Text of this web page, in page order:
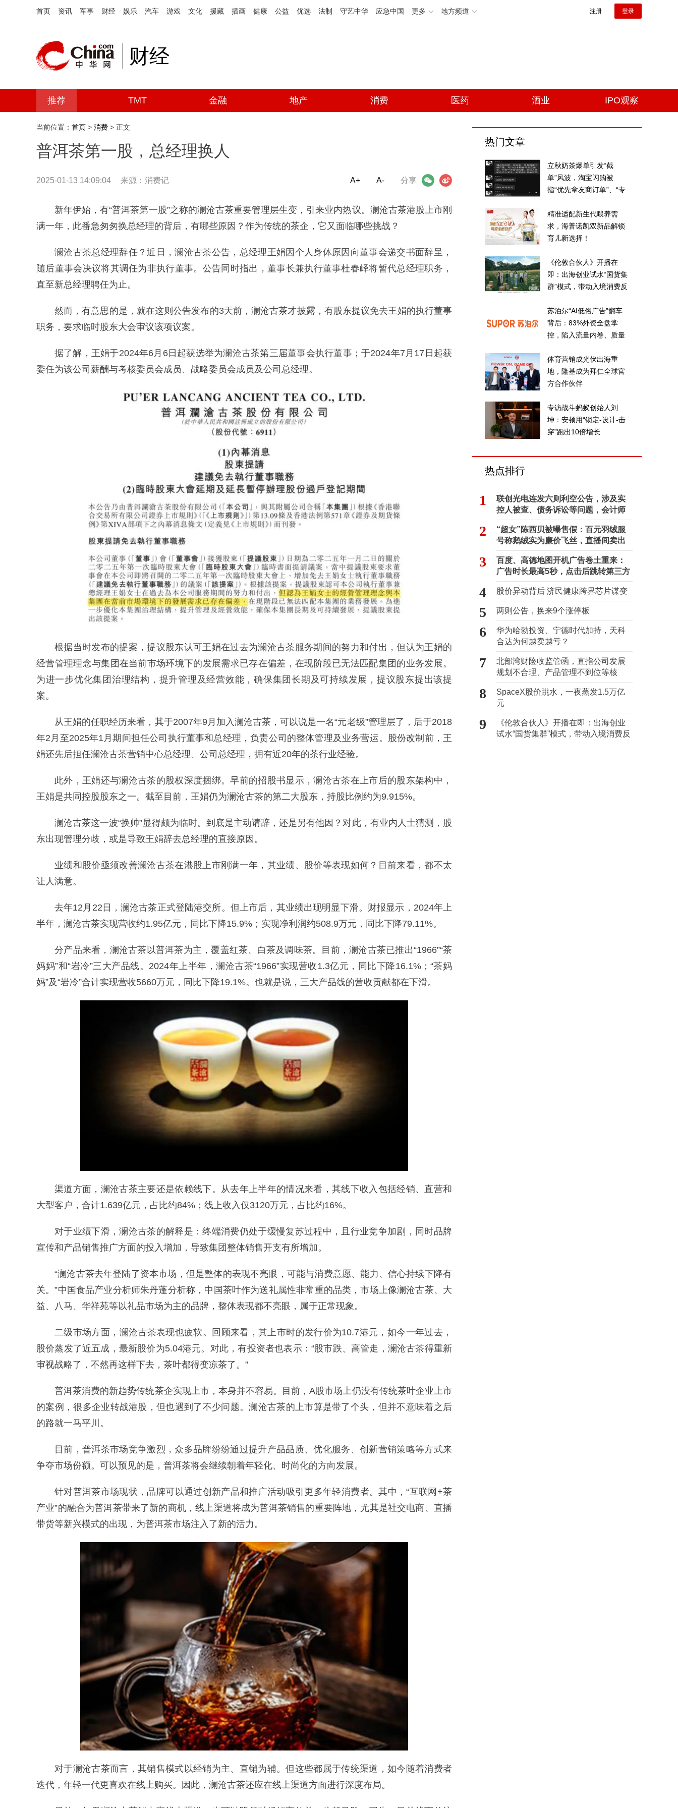
首页 资讯 军事 财经 娱乐 汽车 游戏 文化 援藏 插画 健康 公益 优选 法制 守艺中华 应急中国 更多 地方频道 注册 登录
财经
推荐 TMT 金融 地产 消费 医药 酒业 IPO观察
当前位置： 首页 > 消费 > 正文
普洱茶第一股，总经理换人
2025-01-13 14:09:04 来源：消费记 分享
微信 微博
A+ A-
新年伊始，有“普洱茶第一股”之称的澜沧古茶重要管理层生变，引来业内热议。澜沧古茶港股上市刚
满一年，此番急匆匆换总经理的背后，有哪些原因？作为传统的茶企，它又面临哪些挑战？
澜沧古茶总经理辞任？近日，澜沧古茶公告，总经理王娟因个人身体原因向董事会递交书面辞呈，
随后董事会决议将其调任为非执行董事。公告同时指出，董事长兼执行董事杜春峄将暂代总经理职务，
直至新总经理聘任为止。
然而，有意思的是，就在这则公告发布的3天前，澜沧古茶才披露，有股东提议免去王娟的执行董事
职务，要求临时股东大会审议该项议案。
据了解，王娟于2024年6月6日起获选举为澜沧古茶第三届董事会执行董事；于2024年7月17日起获
委任为该公司薪酬与考核委员会成员、战略委员会成员及公司总经理。
根据当时发布的提案，提议股东认可王娟在过去为澜沧古茶服务期间的努力和付出，但认为王娟的
经营管理理念与集团在当前市场环境下的发展需求已存在偏差，在现阶段已无法匹配集团的业务发展。
为进一步优化集团治理结构，提升管理及经营效能，确保集团长期及可持续发展，提议股东提出该提
案。
从王娟的任职经历来看，其于2007年9月加入澜沧古茶，可以说是一名“元老级”管理层了，后于2018
年2月至2025年1月期间担任公司执行董事和总经理，负责公司的整体管理及业务营运。股份改制前，王
娟还先后担任澜沧古茶营销中心总经理、公司总经理，拥有近20年的茶行业经验。
此外，王娟还与澜沧古茶的股权深度捆绑。早前的招股书显示，澜沧古茶在上市后的股东架构中，
王娟是共同控股股东之一。截至目前，王娟仍为澜沧古茶的第二大股东，持股比例约为9.915%。
澜沧古茶这一波“换帅”显得颇为临时。到底是主动请辞，还是另有他因？对此，有业内人士猜测，股
东出现管理分歧，或是导致王娟辞去总经理的直接原因。
业绩和股价亟须改善澜沧古茶在港股上市刚满一年，其业绩、股价等表现如何？目前来看，都不太
让人满意。
去年12月22日，澜沧古茶正式登陆港交所。但上市后，其业绩出现明显下滑。财报显示，2024年上
半年，澜沧古茶实现营收约1.95亿元，同比下降15.9%；实现净利润约508.9万元，同比下降79.11%。
分产品来看，澜沧古茶以普洱茶为主，覆盖红茶、白茶及调味茶。目前，澜沧古茶已推出“1966”“茶
妈妈”和“岩冷”三大产品线。2024年上半年，澜沧古茶“1966”实现营收1.3亿元，同比下降16.1%；“茶妈
妈”及“岩冷”合计实现营收5660万元，同比下降19.1%。也就是说，三大产品线的营收贡献都在下滑。
渠道方面，澜沧古茶主要还是依赖线下。从去年上半年的情况来看，其线下收入包括经销、直营和
大型客户，合计1.639亿元，占比约84%；线上收入仅3120万元，占比约16%。
对于业绩下滑，澜沧古茶的解释是：终端消费仍处于缓慢复苏过程中，且行业竞争加剧，同时品牌
宣传和产品销售推广方面的投入增加，导致集团整体销售开支有所增加。
“澜沧古茶去年登陆了资本市场，但是整体的表现不亮眼，可能与消费意愿、能力、信心持续下降有
关。”中国食品产业分析师朱丹蓬分析称，中国茶叶作为送礼属性非常重的品类，市场上像澜沧古茶、大
益、八马、华祥苑等以礼品市场为主的品牌，整体表现都不亮眼，属于正常现象。
二级市场方面，澜沧古茶表现也疲软。回顾来看，其上市时的发行价为10.7港元，如今一年过去，
股价蒸发了近五成，最新股价为5.04港元。对此，有投资者也表示：“股市跌、高管走，澜沧古茶得重新
审视战略了，不然再这样下去，茶叶都得变凉茶了。”
普洱茶消费的新趋势传统茶企实现上市，本身并不容易。目前，A股市场上仍没有传统茶叶企业上市
的案例，很多企业转战港股，但也遇到了不少问题。澜沧古茶的上市算是带了个头，但并不意味着之后
的路就一马平川。
目前，普洱茶市场竞争激烈，众多品牌纷纷通过提升产品品质、优化服务、创新营销策略等方式来
争夺市场份额。可以预见的是，普洱茶将会继续朝着年轻化、时尚化的方向发展。
针对普洱茶市场现状，品牌可以通过创新产品和推广活动吸引更多年轻消费者。其中，“互联网+茶
产业”的融合为普洱茶带来了新的商机，线上渠道将成为普洱茶销售的重要阵地，尤其是社交电商、直播
带货等新兴模式的出现，为普洱茶市场注入了新的活力。
对于澜沧古茶而言，其销售模式以经销为主、直销为辅。但这些都属于传统渠道，如今随着消费者
迭代，年轻一代更喜欢在线上购买。因此，澜沧古茶还应在线上渠道方面进行深度布局。
热门文章
立秋奶茶爆单引发“截
单”风波，淘宝闪购被
指“优先拿友商订单”、“专
精准适配新生代喂养需
求，海普诺凯双新品解锁
育儿新选择！
《伦敦合伙人》开播在
即：出海创业试水“国货集
群”模式，带动入境消费反
苏泊尔“AI低俗广告”翻车
背后：83%外资全盘掌
控，陷入流量内卷、质量
体育营销成光伏出海重
地，隆基成为拜仁全球官
方合作伙伴
专访战斗蚂蚁创始人刘
坤：安顿用“锁定-设计-击
穿”跑出10倍增长
热点排行
1
联创光电连发六则利空公告，涉及实
控人被查、债务诉讼等问题，会计师
事务所曾出具“保留意见”
2
“超女”陈西贝被曝售假：百元羽绒服
号称鹅绒实为廉价飞丝，直播间卖出
超百万元
3
百度、高德地图开机广告卷土重来：
广告时长最高5秒，点击后跳转第三方
4 股价异动背后 济民健康跨界芯片谋变
5 两则公告，换来9个涨停板
6
华为哈勃投资、宁德时代加持，天科
合达为何越卖越亏？
7
北部湾财险收监管函，直指公司发展
规划不合理、产品管理不到位等核
心“痛点”
8
SpaceX股价跳水，一夜蒸发1.5万亿
元
9
《伦敦合伙人》开播在即：出海创业
试水“国货集群”模式，带动入境消费反